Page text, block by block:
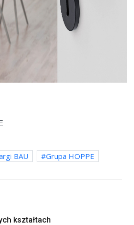
BAU Grupa HOPPE
kształtach